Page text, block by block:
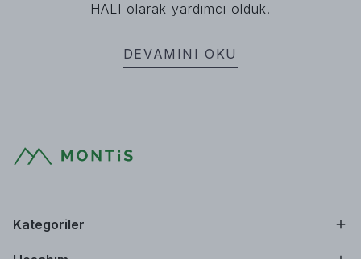
HALI olarak yardımcı olduk.
DEVAMINI OKU
Kategoriler